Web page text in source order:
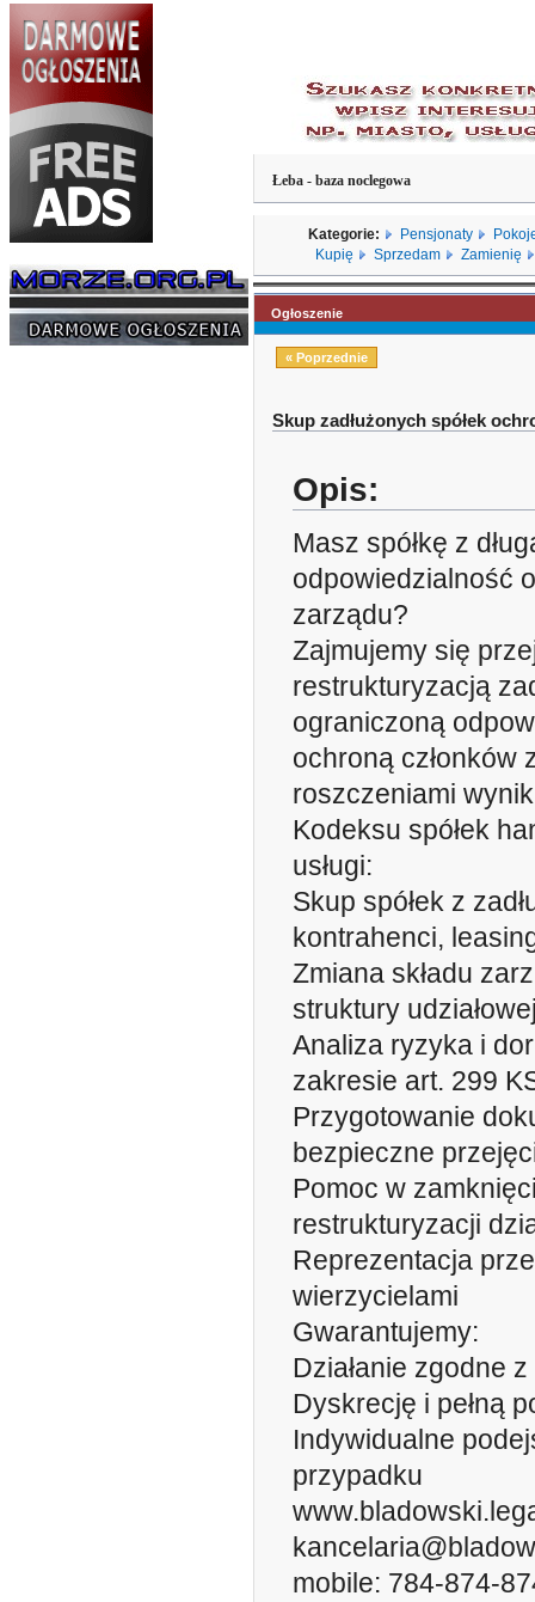
Łeba - baza noclegowa
Kategorie: Pensjonaty
Kupię
Sprzedam Zamienię
Ogłoszenie
« Poprzednie
Skup zadłużonych spółek
Opis:
Masz spółkę z
odpowiedzialność
zarządu?
Zajmujemy się
restrukturyzacją
ograniczoną
ochroną członków
roszczeniami
Kodeksu spółek
usługi:
Skup spółek z
kontrahenci,
Zmiana składu
struktury
Analiza ryzyka i
zakresie art. 299
Przygotowanie
bezpieczne
Pomoc w
restrukturyzacji
Reprezentacja
wierzycielami
Gwarantujemy:
Działanie zgodne
Dyskrecję i pełną
Indywidualne
przypadku
mobile: 784-874-